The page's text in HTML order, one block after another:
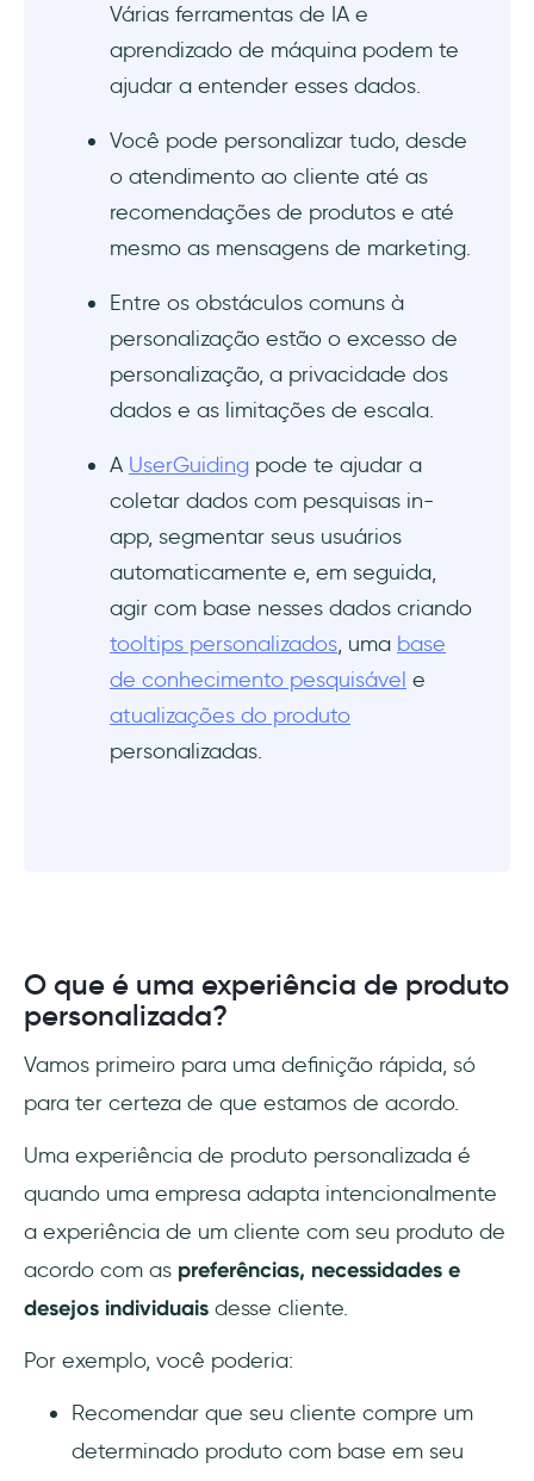
Várias ferramentas de IA e
aprendizado de máquina podem te
ajudar a entender esses dados.
Você pode personalizar tudo, desde
o atendimento ao cliente até as
recomendações de produtos e até
mesmo as mensagens de marketing.
Entre os obstáculos comuns à
personalização estão o excesso de
personalização, a privacidade dos
dados e as limitações de escala.
A UserGuiding pode te ajudar a
coletar dados com pesquisas in-
app, segmentar seus usuários
automaticamente e, em seguida,
agir com base nesses dados criando
tooltips personalizados, uma base
de conhecimento pesquisável e
atualizações do produto
personalizadas.
O que é uma experiência de produto
personalizada?
Vamos primeiro para uma definição rápida, só
para ter certeza de que estamos de acordo.
Uma experiência de produto personalizada é
quando uma empresa adapta intencionalmente
a experiência de um cliente com seu produto de
acordo com as preferências, necessidades e
desejos individuais desse cliente.
Por exemplo, você poderia:
Recomendar que seu cliente compre um
determinado produto com base em seu